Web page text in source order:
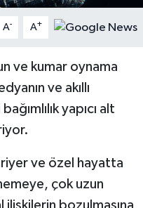
A- A+
ve kumar oynama
ve akıllı
yapıcı alt
ve özel hayatta
çok uzun
ilişkilerin bozulmasına